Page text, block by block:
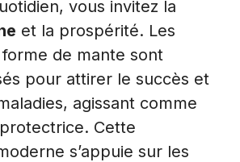
vous invitez la
et la prospérité. Les
de mante sont
pour attirer le succès et
agissant comme
Cette
s’appuie sur les